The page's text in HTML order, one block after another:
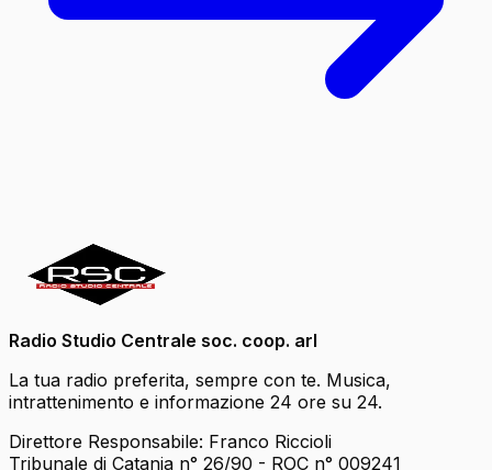
Radio Studio Centrale soc. coop. arl
La tua radio preferita, sempre con te. Musica,
intrattenimento e informazione 24 ore su 24.
Direttore Responsabile: Franco Riccioli
Tribunale di Catania n° 26/90 - ROC n° 009241